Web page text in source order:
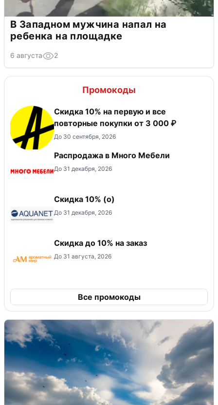
В Западном мужчина напал на
ребенка на площадке
6 августа 2
Промокоды
Скидка 10% на первую и все
повторные покупки от 3 000 ₽
До 30 сентября, 2026
Распродажа в Много Мебели
До 31 декабря, 2026
Скидка 10% (о)
До 31 декабря, 2026
Скидка до 10% на заказ
До 31 августа, 2026
Все промокоды